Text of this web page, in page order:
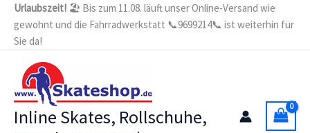
Zum
Inhalt
springen
Urlaubszeit! 🏖️ Bis zum 11.08. läuft unser Online-Versand wie
gewohnt und die Fahrradwerkstatt 📞9699214📞 ist weiterhin für
Sie da!
Inline Skates, Rollschuhe,